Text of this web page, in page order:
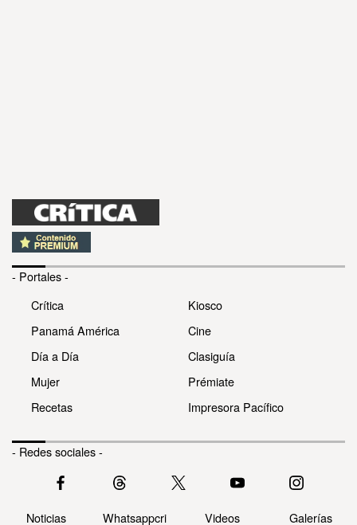
- Portales -
Crítica
Panamá América
Día a Día
Mujer
Recetas
Kiosco
Cine
Clasiguía
Prémiate
Impresora Pacífico
- Redes sociales -
Noticias Whatsappcri Videos Galerías